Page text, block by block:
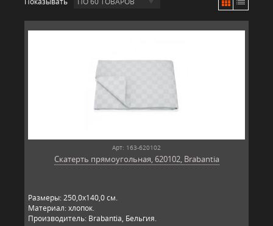
Арт: 163-620102
Скатерть прямоугольная, 620102, Brabantia
Размеры: 250,0х140,0 см.
Материал: хлопок.
Производитель: Brabantia, Бельгия.